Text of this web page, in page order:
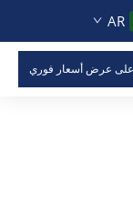
AR
عرض أسعار فوري